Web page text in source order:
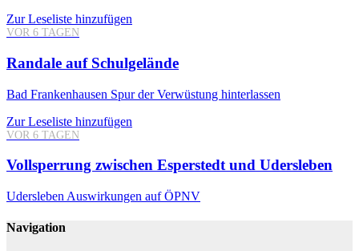
Zur Leseliste hinzufügen
VOR 6 TAGEN
Randale auf Schulgelände
Bad Frankenhausen Spur der Verwüstung hinterlassen
Zur Leseliste hinzufügen
VOR 6 TAGEN
Vollsperrung zwischen Esperstedt und Udersleben
Udersleben Auswirkungen auf ÖPNV
Navigation